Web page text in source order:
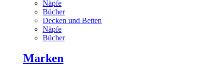
Näpfe
Bücher
Decken und Betten
Näpfe
Bücher
Marken